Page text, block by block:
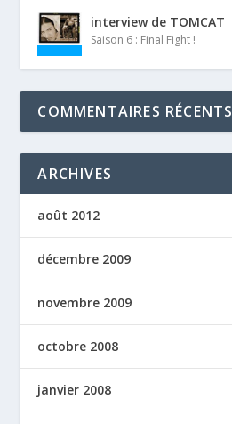
interview de TOMCAT
Saison 6 : Final Fight !
COMMENTAIRES RÉCENTS
ARCHIVES
août 2012
décembre 2009
novembre 2009
octobre 2008
janvier 2008